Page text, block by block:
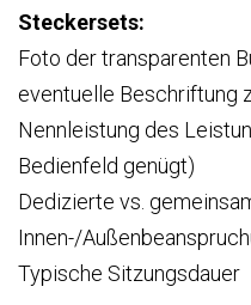
Steckersets:
Foto der transparenten
eventuelle Beschriftung
Nennleistung des
Bedienfeld genügt)
Dedizierte vs.
Innen-/
Typische Sitzungsdauer